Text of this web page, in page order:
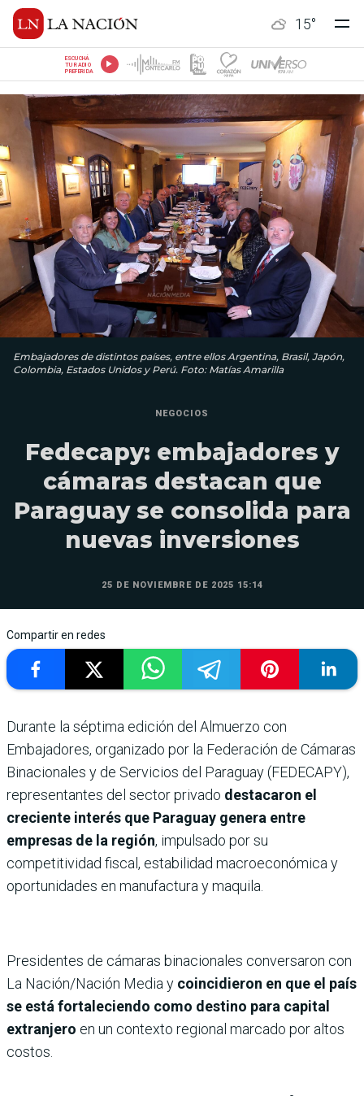
15°
ESCUCHÁ
TU RADIO
PREFERIDA
Embajadores de distintos países, entre ellos Argentina, Brasil, Japón,
Colombia, Estados Unidos y Perú. Foto: Matías Amarilla
NEGOCIOS
Fedecapy: embajadores y
cámaras destacan que
Paraguay se consolida para
nuevas inversiones
25 DE NOVIEMBRE DE 2025 15:14
Compartir en redes
Durante la séptima edición del Almuerzo con
Embajadores, organizado por la Federación de Cámaras
Binacionales y de Servicios del Paraguay (FEDECAPY),
representantes del sector privado destacaron el
creciente interés que Paraguay genera entre
empresas de la región, impulsado por su
competitividad fiscal, estabilidad macroeconómica y
oportunidades en manufactura y maquila.
Presidentes de cámaras binacionales conversaron con
La Nación/Nación Media y coincidieron en que el país
se está fortaleciendo como destino para capital
extranjero en un contexto regional marcado por altos
costos.